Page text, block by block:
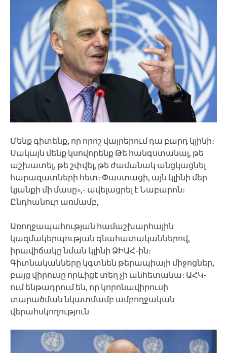
Մենք գիտենք, որ որոշ վայրերում դա բարդ կլինի։
Սակայն մենք կսովորենք Թե հանգստանալ, թե
աշխատել, թե շփվել, թե ժամանակ անցկացնել
հարազատների հետ։ Փաստացի, այն կլինի մեր
կյանքի մի մասը»,- ավելացրել է Նաբարոն։
Ընդհանուր առմամբ,
Առողջապահության համաշխարհային
կազմակերպության գնահատականներով,
իրավիճակը նման կլինի ՁԻԱՀ-ին։
Գիտնականները կգտնեն թերապիայի միջոցներ,
բայց վիրուսը որևիցէ տեղ չի անհետանա։ ԱՀԿ-
ում ենթադրում են, որ կորոնավիրուսի
տարածման նկատմամբ ամբողջական
վերահսկողություն